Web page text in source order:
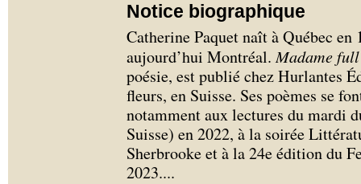
Notice biographique
Catherine Paquet naît à Québec
aujourd’hui Montréal.Madame
poésie, est publié chez Hurlantes
fleurs, en Suisse. Ses poèmes se
notamment aux lectures du mardi
Suisse) en 2022, à la soirée
Sherbrooke et à la 24e édition du
2023....